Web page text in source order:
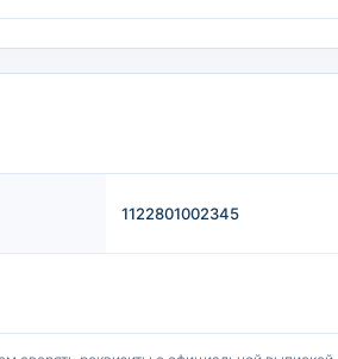
1122801002345